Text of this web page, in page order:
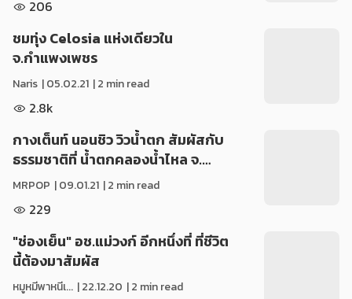
206
ชมทุ่ง Celosia แห่งเดียวใน
จ.กำแพงเพชร
Naris |05.02.21 | 2 min read
2.8k
กางเต็นท์ นอนชิว วิวน้ำตก สัมผัสกับ
ธรรมชาติที่ น้ำตกคลองน้ำไหล จ.…
MRPOP |09.01.21 | 2 min read
229
"ช่องเย็น" อช.แม่วงก์ อีกหนึ่งที่ ที่ชีวิต
นี้ต้องมาสัมผัส
หมูหมีพาหนีเ... |22.12.20 | 2 min read